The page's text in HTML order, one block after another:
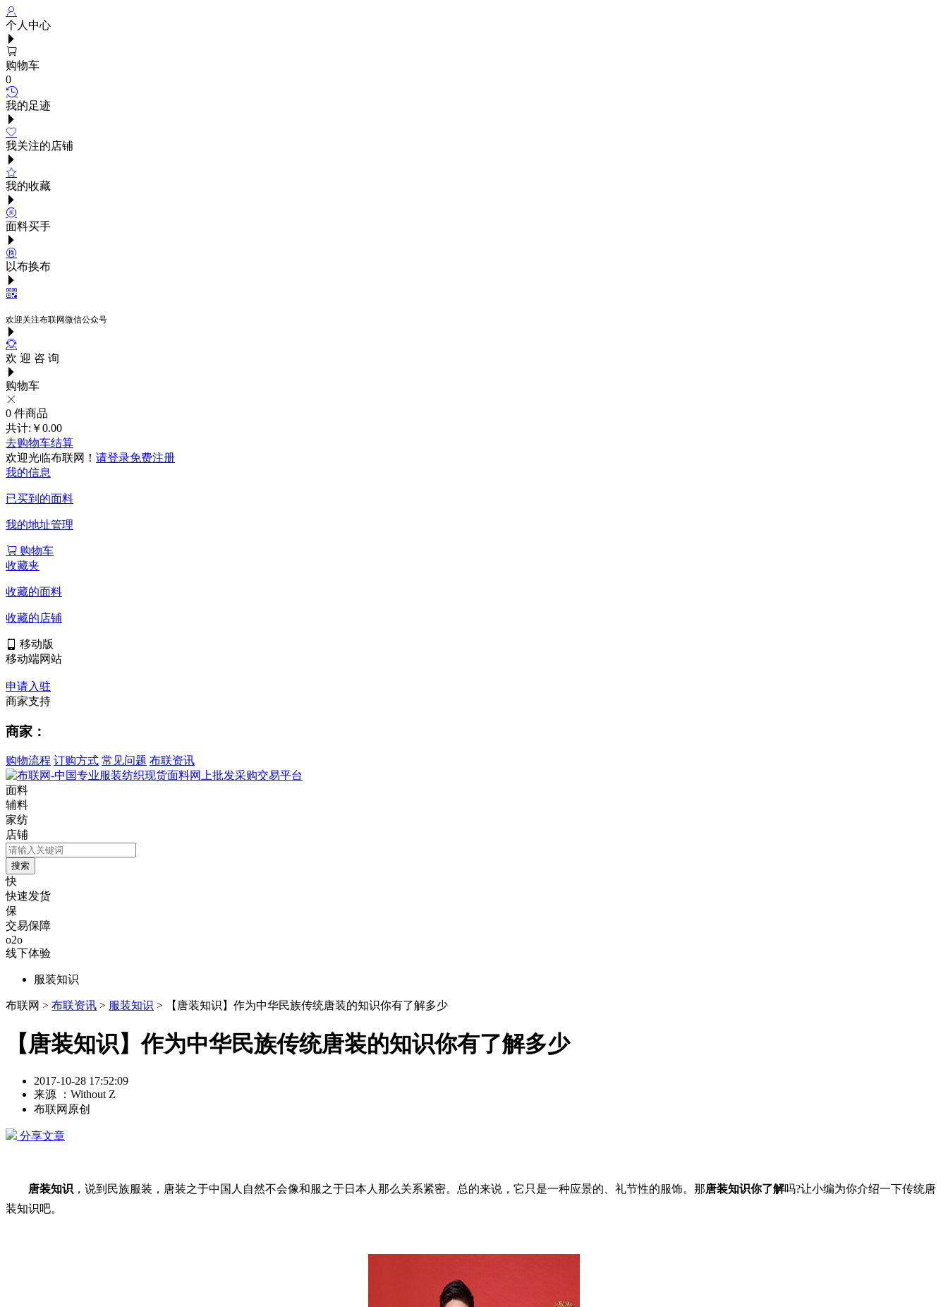
个人中心
购物车
0
我的足迹
我关注的店铺
我的收藏
面料买手
以布换布
欢迎关注布联网微信公众号
欢 迎 咨 询
购物车
0 件商品
共计: ￥0.00
去购物车结算
欢迎光临布联网！ 请登录免费注册
我的信息
已买到的面料
我的地址管理
购物车
收藏夹
收藏的面料
收藏的店铺
移动版
移动端网站
申请入驻
商家支持
商家：
购物流程 订购方式 常见问题 布联资讯
面料
辅料
家纺
店铺
快
快速发货
保
交易保障
o2o
线下体验
服装知识
布联网 > 布联资讯 > 服装知识 > 【唐装知识】作为中华民族传统唐装的知识你有了解多少
【唐装知识】作为中华民族传统唐装的知识你有了解多少
2017-10-28 17:52:09
来源 ：Without Z
布联网原创
分享文章
唐装知识 ，说到民族服装，唐装之于中国人自然不会像和服之于日本人那么关系紧密。总的来说，它只是一种应景的、礼节性的服饰。那唐装知识你了解吗?让小编为你介绍一下传统唐
装知识吧。